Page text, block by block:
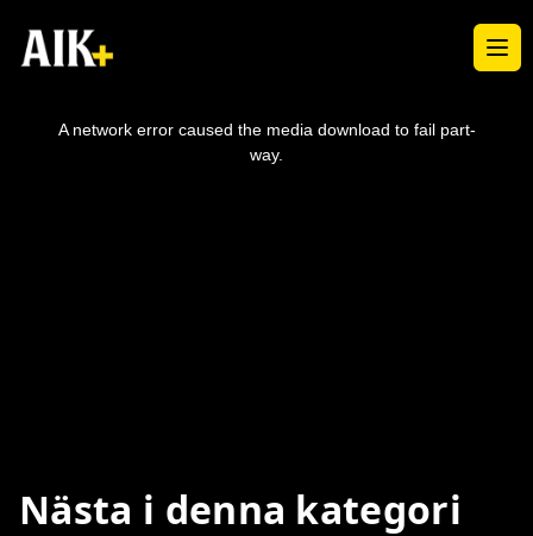
A network error caused the media download to fail part-
way.
Nästa i denna kategori